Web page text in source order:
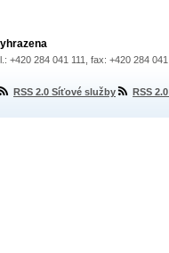
+420 284 041 111, fax: +420 284
RSS 2.0 Síťové služby RSS